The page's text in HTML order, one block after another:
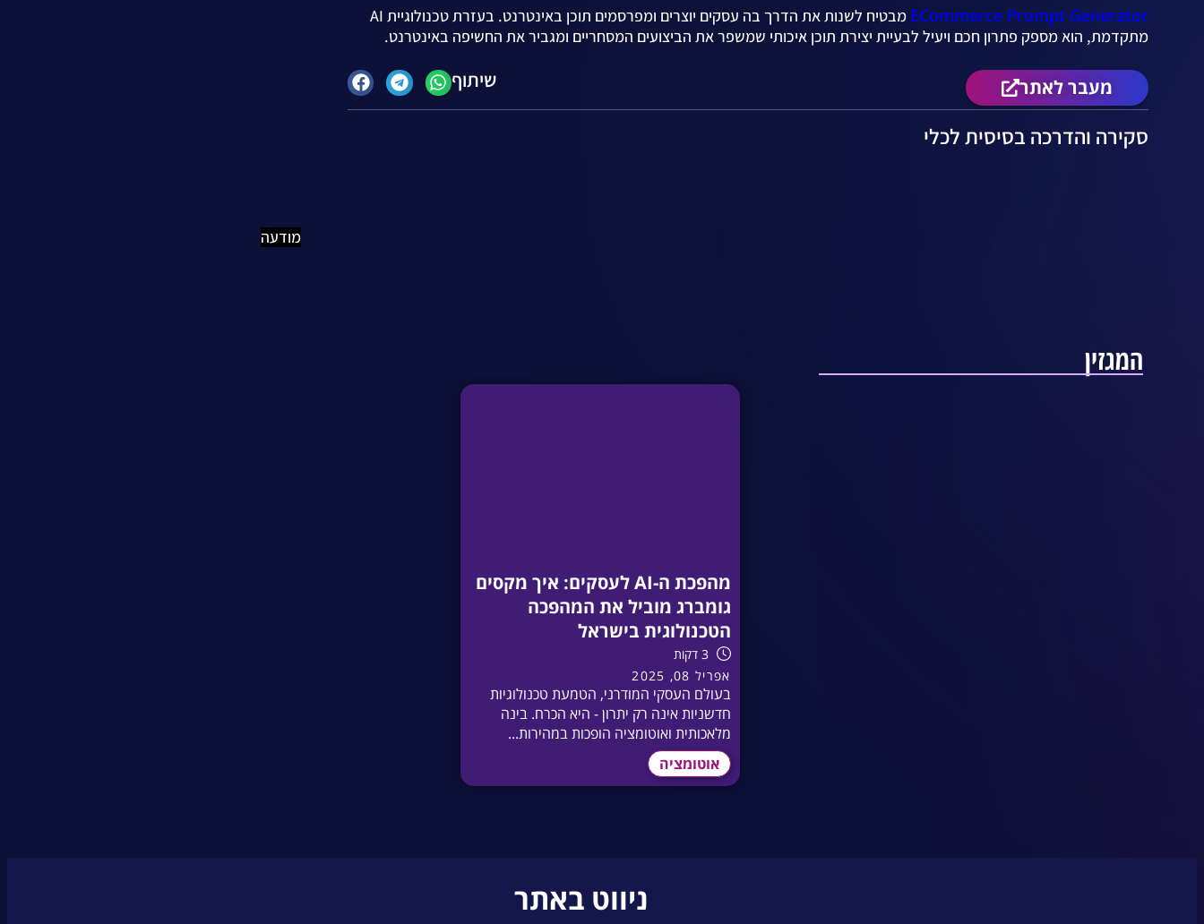
ECommerce Prompt Generator
מבטיח לשנות את הדרך בה עסקים יוצרים ומפרסמים תוכן באינטרנט. בעזרת טכנולוגיית AI
מתקדמת, הוא מספק פתרון חכם ויעיל לבעיית יצירת תוכן איכותי שמשפר את הביצועים המסחריים ומגביר את החשיפה באינטרנט.
מעבר לאתר שיתוף
סקירה והדרכה בסיסית לכלי
מודעה
המגזין
מהפכת ה-AI לעסקים: איך מקסים
גומברג מוביל את המהפכה
הטכנולוגית בישראל
3 דקות
אפריל 08, 2025
בעולם העסקי המודרני, הטמעת טכנולוגיות
חדשניות אינה רק יתרון - היא הכרח. בינה
מלאכותית ואוטומציה הופכות במהירות...
אוטומציה
ניווט באתר